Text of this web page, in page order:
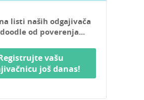
listi naših odgajivača
od poverenja...
vašu
još danas!